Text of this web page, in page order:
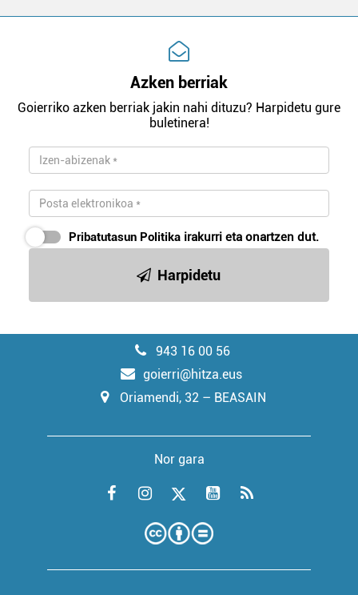
Azken berriak
Goierriko azken berriak jakin nahi dituzu? Harpidetu gure
buletinera!
Pribatutasun Politika irakurri eta onartzen dut.
Harpidetu
943 16 00 56
goierri@hitza.eus
Oriamendi, 32 – BEASAIN
Nor gara